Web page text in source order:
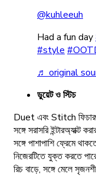
@kuhleeuh
Had a fun day
#style
♬ original
ডুয়েট ও স্টিচ
Duet এবং Stitch
সঙ্গে সরাসরি
সঙ্গে পাশাপাশি ফ্রেমে
নিজেরটিতে যুক্ত করতে
রিচ বাড়ে, সঙ্গে মেলে